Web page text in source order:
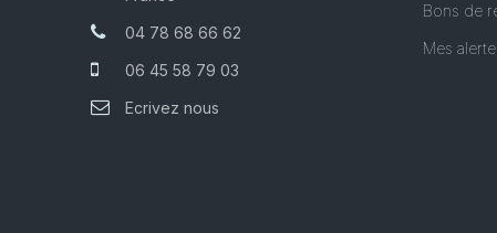
04 78 68 66 62
06 45 58 79 03
Ecrivez nous
Bons de
Mes